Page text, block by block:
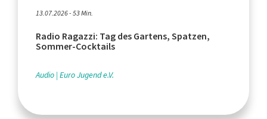
13.07.2026 - 53 Min.
Radio Ragazzi: Tag des Gartens, Spatzen,
Sommer-Cocktails
Audio Euro Jugend e.V.